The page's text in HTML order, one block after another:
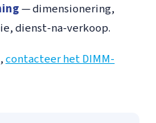
— dimensionering,
dienst-na-verkoop.
contacteer het DIMM-